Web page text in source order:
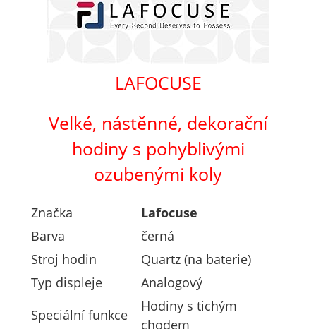
LAFOCUSE
Velké, nástěnné, dekorační
hodinys pohyblivými
ozubenými koly
Značka
Lafocuse
Barva
černá
Stroj hodin
Quartz (na baterie)
Typ displeje
Analogový
Speciální funkce
Hodiny s tichým
chodem